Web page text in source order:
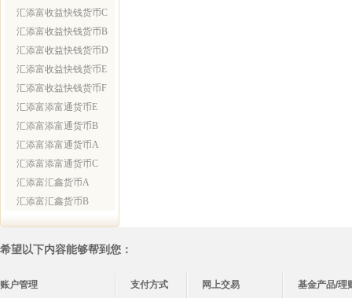
汇添富收益快钱货币C
汇添富收益快钱货币B
汇添富收益快钱货币D
汇添富收益快钱货币E
汇添富收益快钱货币F
汇添富添富通货币E
汇添富添富通货币B
汇添富添富通货币A
汇添富添富通货币C
汇添富汇鑫货币A
汇添富汇鑫货币B
希望以下内容能够帮到您：
账户管理
支付方式
网上交易
基金产品/理